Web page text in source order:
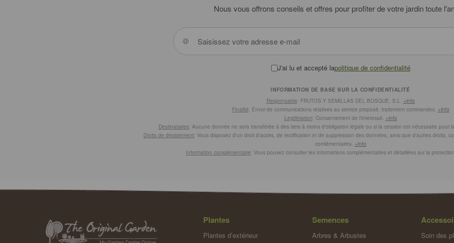
Nous vous offrons conseils et offres pour profiter de votre jardin toute
J'ai lu et accepté lapolitique de confidentialité
INFORMATION DE BASE SUR LA CONFIDENTIALITÉ
Responsable: FRUTOS Y SEMILLAS DEL BOSQUE, S.L.
+info
Finalité: Envoi de communications relatives au service proposé, traitement commandes. +info
Legitimation: Consentement de l'interessé. +info
Destinataires: Aucune donnée ne sera transférée à des tiers à moins d'obligation légale ou si la cession est nécessaire pour
Droits de désistement: Vous disposez d'un droit d'accès, de rectification et de suppression des données, ainsi que d'autres droits,
comlémentaires. +info
Information complémentaire: Vous pouvez consulter les informations complémentaires et détaillées sur la
Plantes
Plantes d’extérieur
Semences
Arbres & Arbustes Soin des